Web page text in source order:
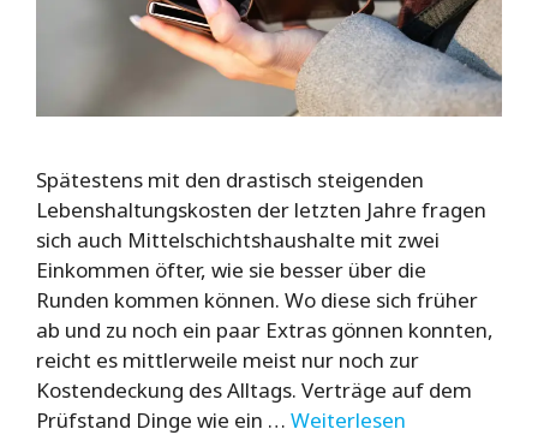
Spätestens mit den drastisch steigenden
Lebenshaltungskosten der letzten Jahre fragen
sich auch Mittelschichtshaushalte mit zwei
Einkommen öfter, wie sie besser über die
Runden kommen können. Wo diese sich früher
ab und zu noch ein paar Extras gönnen konnten,
reicht es mittlerweile meist nur noch zur
Kostendeckung des Alltags. Verträge auf dem
Prüfstand Dinge wie ein … Weiterlesen